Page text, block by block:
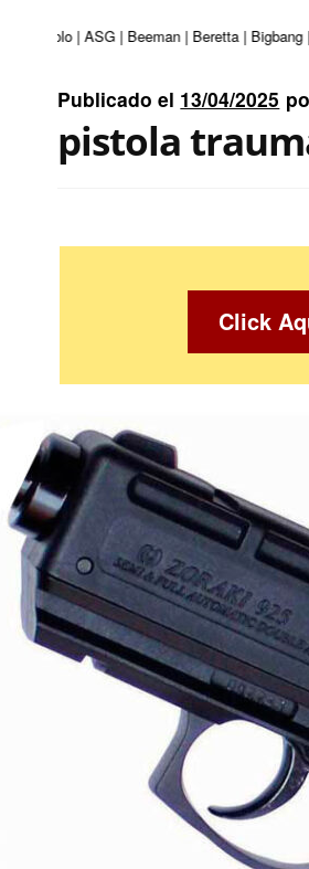
| ASG | Beeman | Beretta | Bigbang |
Publicado el 13/04/2025
pistola
Click